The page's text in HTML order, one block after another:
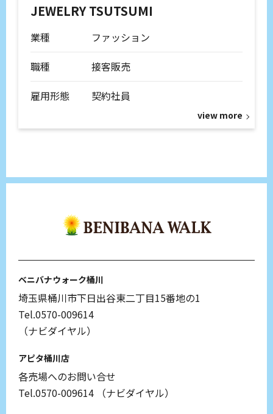
JEWELRY TSUTSUMI
業種
ファッション
職種
接客販売
雇用形態
契約社員
view more
ベニバナウォーク桶川
埼玉県桶川市下日出谷東二丁目15番地の1
Tel.0570-009614
（ナビダイヤル）
アピタ桶川店
各売場へのお問い合せ
Tel.0570-009614 （ナビダイヤル）